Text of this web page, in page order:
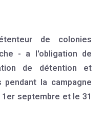
de colonies
- a l'obligation de
de détention et
la campagne
septembre et le 31